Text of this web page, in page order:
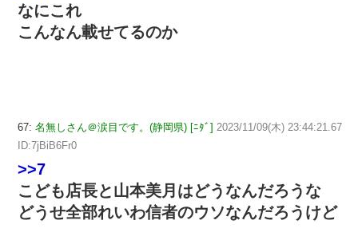
なにこれ
こんなん載せてるのか
67: 名無しさん＠涙目です。(静岡県) [ﾆﾀﾞ] 2023/11/09(木) 23:44:21.67
ID:7jBiB6Fr0
>>7
こども店長と山本美月はどうなんだろうな
どうせ全部れいわ信者のウソなんだろうけど